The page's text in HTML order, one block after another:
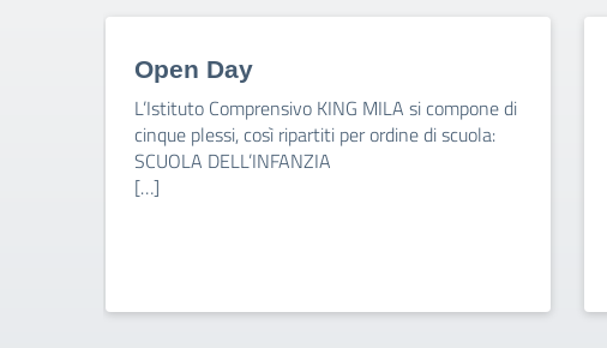
Open Day
L’Istituto Comprensivo KING MILA si compone di
cinque plessi, così ripartiti per ordine di scuola:
SCUOLA DELL’INFANZIA
[…]